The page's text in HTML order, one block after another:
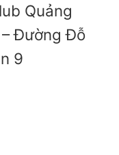
Quảng
Đường Đỗ
9